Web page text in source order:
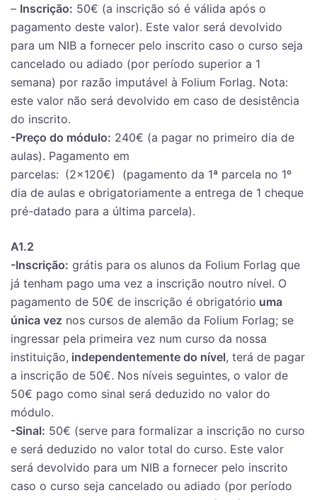
– Inscrição: 50€ (a inscrição só é válida após o
pagamento deste valor). Este valor será devolvido
para um NIB a fornecer pelo inscrito caso o curso seja
cancelado ou adiado (por período superior a 1
semana) por razão imputável à Folium Forlag. Nota:
este valor não será devolvido em caso de desistência
do inscrito.
-Preço do módulo: 240€ (a pagar no primeiro dia de
aulas). Pagamento em
parcelas: (2×120€) (pagamento da 1ª parcela no 1º
dia de aulas e obrigatoriamente a entrega de 1 cheque
pré-datado para a última parcela).
A1.2
-Inscrição: grátis para os alunos da Folium Forlag que
já tenham pago uma vez a inscrição noutro nível. O
pagamento de 50€ de inscrição é obrigatório uma
única vez nos cursos de alemão da Folium Forlag; se
ingressar pela primeira vez num curso da nossa
instituição, independentemente do nível, terá de pagar
a inscrição de 50€. Nos níveis seguintes, o valor de
50€ pago como sinal será deduzido no valor do
módulo.
-Sinal: 50€ (serve para formalizar a inscrição no curso
e será deduzido no valor total do curso. Este valor
será devolvido para um NIB a fornecer pelo inscrito
caso o curso seja cancelado ou adiado (por período